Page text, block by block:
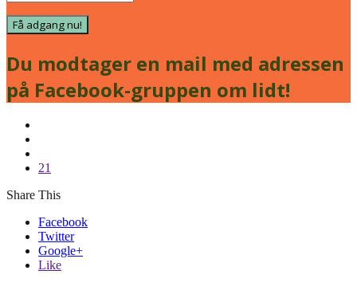
Få adgang nu!
Du modtager en mail med adressen
på Facebook-gruppen om lidt!
21
Share This
Facebook
Twitter
Google+
Like